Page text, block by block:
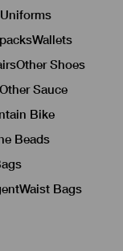
Wallets
Other Shoes
Other Sauce
Bike
Beads
Waist Bags